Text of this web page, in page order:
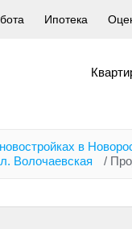
Ипотека
в
Волочаевская
/